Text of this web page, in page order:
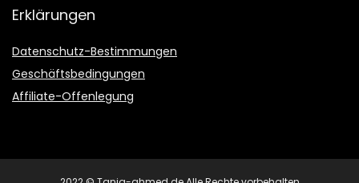
Erklärungen
Datenschutz-Bestimmungen
Geschäftsbedingungen
Affiliate-Offenlegung